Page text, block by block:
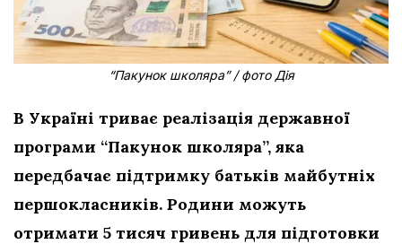
“Пакунок школяра” / фото Дія
В Україні триває реалізація державної
програми “Пакунок школяра”, яка
передбачає підтримку батьків майбутніх
першокласників. Родини можуть
отримати 5 тисяч гривень для підготовки